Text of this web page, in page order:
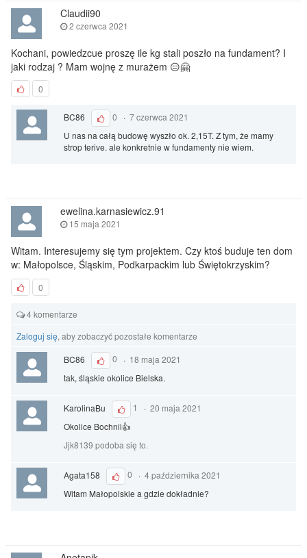
Claudii90
2 czerwca 2021
Kochani, powiedzcue proszę ile kg stali poszło na fundament? I
jaki rodzaj ? Mam wojnę z murażem 😑🤗
0
BC86 0 ·7 czerwca 2021
U nas na całą budowę wyszło ok. 2,15T. Z tym, że mamy
strop terive. ale konkretnie w fundamenty nie wiem.
ewelina.karnasiewicz.91
15 maja 2021
Witam. Interesujemy się tym projektem. Czy ktoś buduje ten dom
w: Małopolsce, Śląskim, Podkarpackim lub Świętokrzyskim?
0
4 komentarze
Zaloguj się, aby zobaczyć pozostałe komentarze
BC86
0 · 18 maja 2021
tak, śląskie okolice Bielska.
KarolinaBu 1 ·20 maja 2021
Okolice Bochnii👍
Jjk8139 podoba się to.
Agata158 0 ·4 października 2021
Witam Małopolskie a gdzie dokładnie?